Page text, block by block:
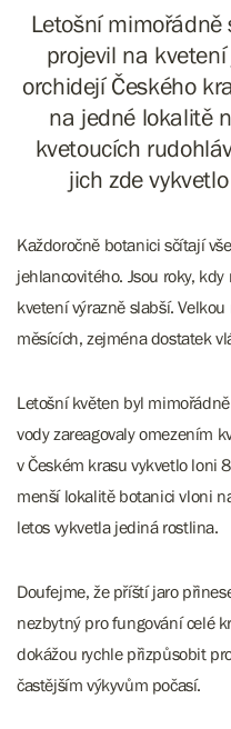
Letošní mimořádně
projevil na
orchidejí Českého
na jedné lokalitě
kvetoucích
jich zde
Každoročně botanici sčítají
jehlancovitého. Jsou roky,
kvetení výrazně slabší.
měsících, zejména dostatek
Letošní květen byl
vody zareagovaly omezením
v Českém krasu vykvetlo loni
menší lokalitě botanici vloni
letos vykvetla jediná rostlina.
Doufejme, že příští jaro
nezbytný pro fungování celé
dokážou rychle přizpůsobit
častějším výkyvům počasí.